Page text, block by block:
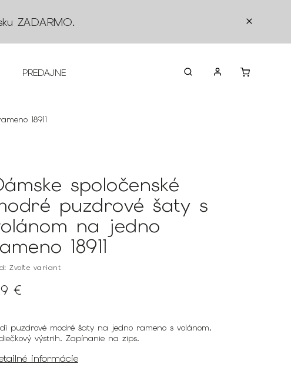
ZADARMO.
PREDAJNE KONTAKTY
18911
spoločenské
puzdrové šaty s
na jedno
18911
Zvoľte variant
€
puzdrové modré šaty na jedno rameno s volánom.
výstrih. Zapínanie na zips.
informácie